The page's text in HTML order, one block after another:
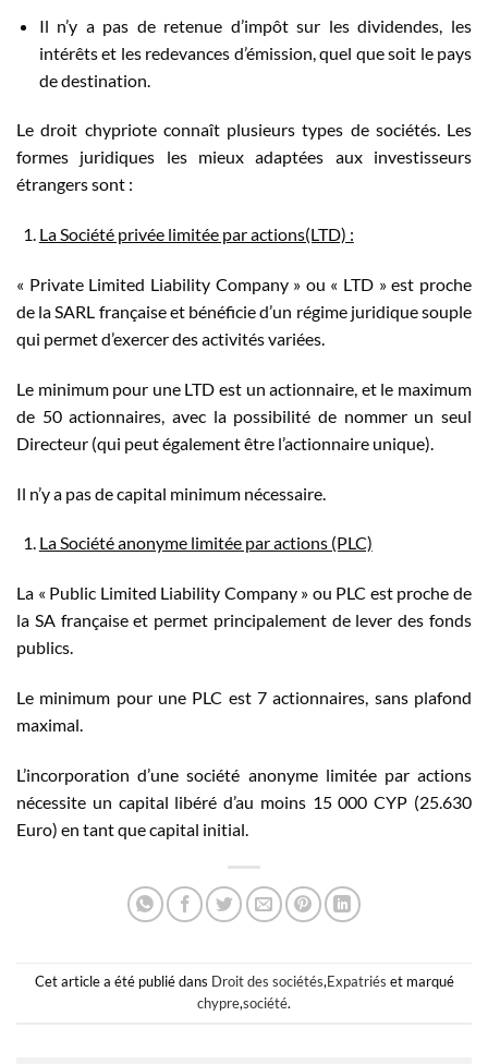
Il n’y a pas de retenue d’impôt sur les dividendes, les
intérêts et les redevances d’émission, quel que soit le pays
de destination.
Le droit chypriote connaît plusieurs types de sociétés. Les
formes juridiques les mieux adaptées aux investisseurs
étrangers sont :
La Société privée limitée par actions(LTD) :
« Private Limited Liability Company » ou « LTD » est proche
de la SARL française et bénéficie d’un régime juridique souple
qui permet d’exercer des activités variées.
Le minimum pour une LTD est un actionnaire, et le maximum
de 50 actionnaires, avec la possibilité de nommer un seul
Directeur (qui peut également être l’actionnaire unique).
Il n’y a pas de capital minimum nécessaire.
La Société anonyme limitée par actions (PLC)
La « Public Limited Liability Company » ou PLC est proche de
la SA française et permet principalement de lever des fonds
publics.
Le minimum pour une PLC est 7 actionnaires, sans plafond
maximal.
L’incorporation d’une société anonyme limitée par actions
nécessite un capital libéré d’au moins 15 000 CYP (25.630
Euro) en tant que capital initial.
Cet article a été publié dans Droit des sociétés,Expatriés et marqué
chypre,société.